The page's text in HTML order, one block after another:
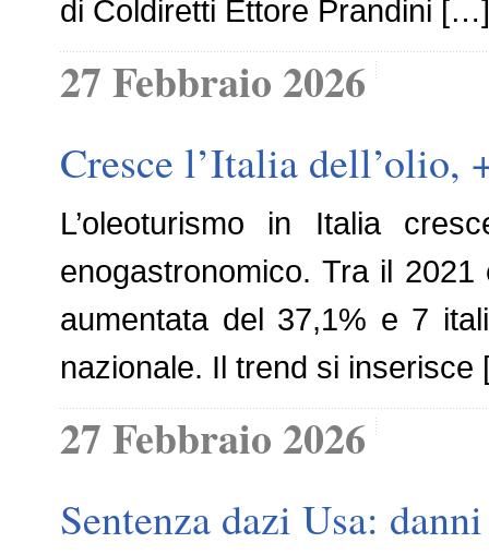
di Coldiretti Ettore Prandini […]
27 Febbraio 2026
Cresce l’Italia dell’olio,
L’oleoturismo in Italia
enogastronomico. Tra il
aumentata del 37,1% e 7
nazionale. Il trend si
27 Febbraio 2026
Sentenza dazi Usa: